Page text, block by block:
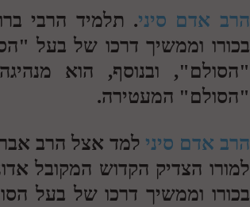
הרב אדם סיני. תלמיד הרבי
בכורו וממשיך דרכו של בעל
"הסולם", ובנוסף, הוא
"הסולם" המעטירה.
הרב אדם סיני למד אצל הרב
למורו הצדיק הקדוש המקובל
בכורו וממשיך דרכו של בעל